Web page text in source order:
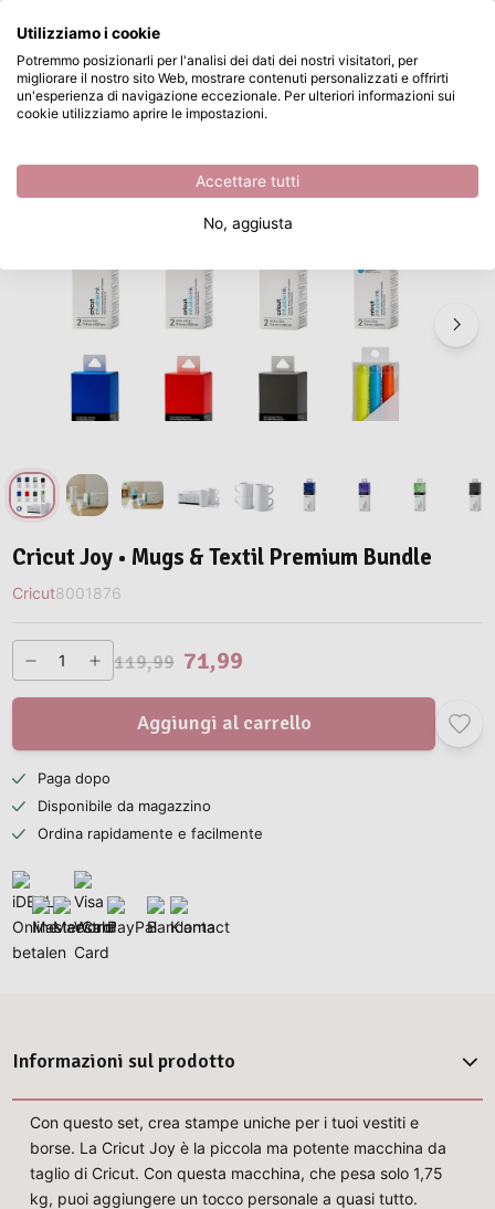
Passa al contenuto principale
Disponibile da magazzino Cricut Joy • Mugs & Textil Premium Bundle
/ Plotters / Cricut Joy • Mugs & Textil Premium Bundle
Cricut Joy • Mugs & Textil Premium Bundle
Cricut8001876
119,99 71,99
Aggiungi al carrello
Paga dopo
Disponibile da magazzino
Ordina rapidamente e facilmente
Informazioni sul prodotto
Con questo set, crea stampe uniche per i tuoi vestiti e
borse. La Cricut Joy è la piccola ma potente macchina da
taglio di Cricut. Con questa macchina, che pesa solo 1,75
kg, puoi aggiungere un tocco personale a quasi tutto.
Cosa stai cercando?
Utilizziamo i cookie
Potremmo posizionarli per l'analisi dei dati dei nostri visitatori, per
migliorare il nostro sito Web, mostrare contenuti personalizzati e offrirti
un'esperienza di navigazione eccezionale. Per ulteriori informazioni sui
cookie utilizziamo aprire le impostazioni.
Accettare tutti
No, aggiusta